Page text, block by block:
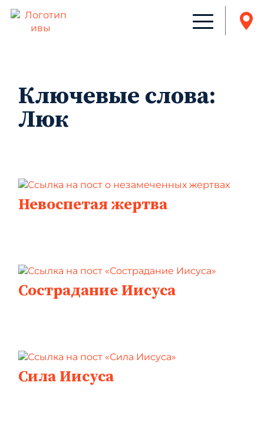
Ключевые слова:
Люк
Невоспетая жертва
Сострадание Иисуса
Сила Иисуса